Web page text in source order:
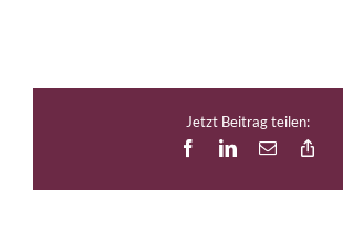
Jetzt Beitrag teilen:
FacebookLinkedIn
E-